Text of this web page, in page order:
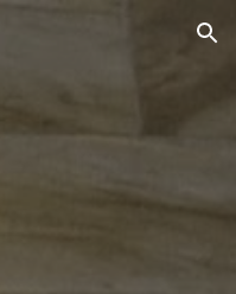
Skip to navigation